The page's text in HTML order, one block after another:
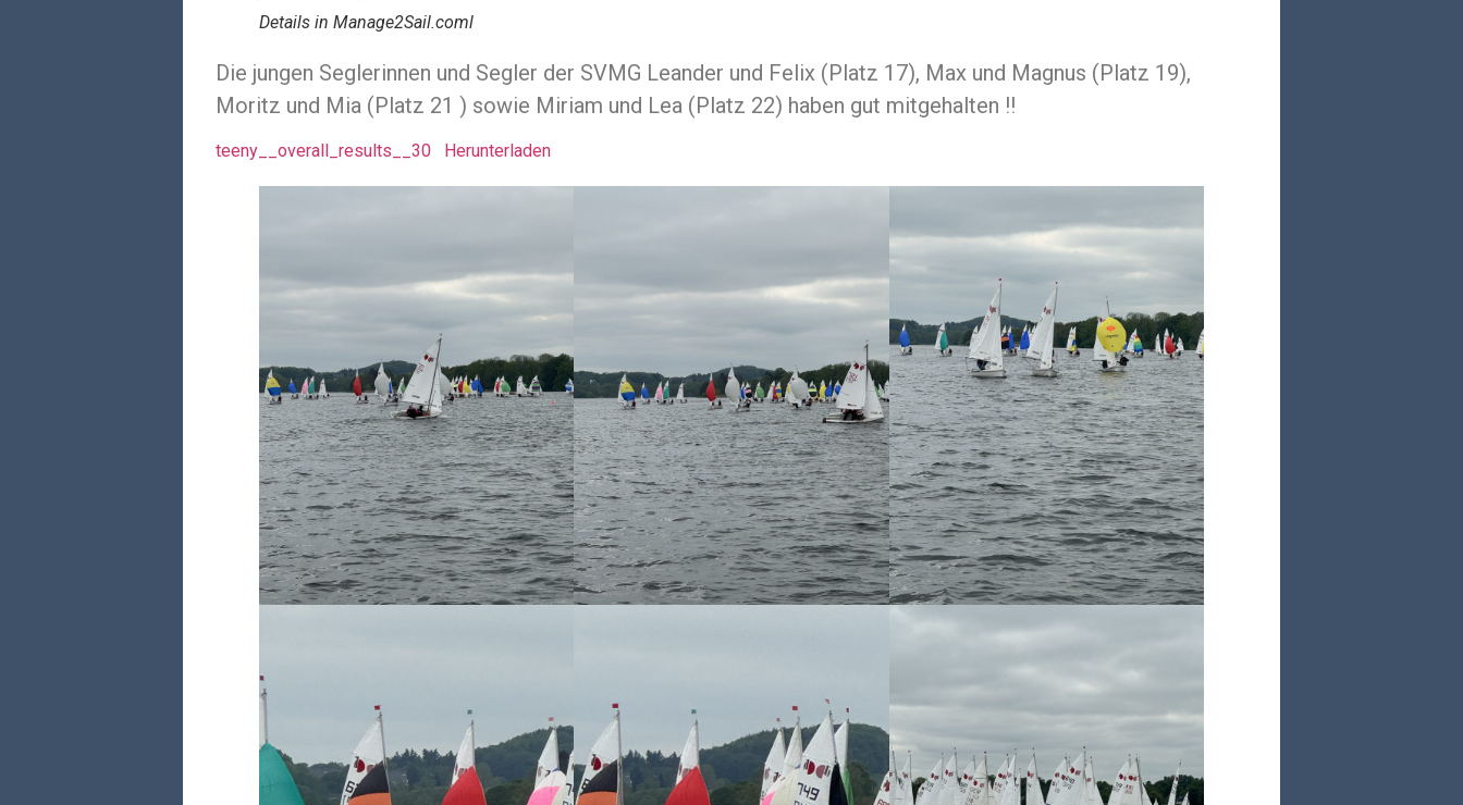
Details in Manage2Sail.coml
Die jungen Seglerinnen und Segler der SVMG Leander und Felix (Platz 17), Max und Magnus (Platz 19),
Moritz und Mia (Platz 21 ) sowie Miriam und Lea (Platz 22) haben gut mitgehalten !!
teeny__overall_results__30 Herunterladen